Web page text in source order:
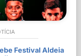
Festival Aldeia